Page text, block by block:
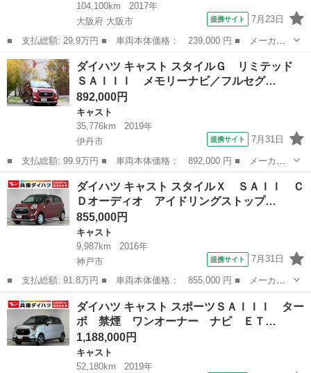
104,100km
2017年
大阪府 大阪市
提携サイト 7月23日
■ 支払総額: 29.9万円 ■ 車両本体価格： 239,000 円 ■ メーカー
名： ダイハツ ■ 車種名： キャスト ■ グレード名： アクティ
バＧ ＳＡＩＩ タイミングチェーン 純正ナビ・フルセグＴＶ・バ
ックモニター...
大阪 大阪市 キャスト
ダイハツ キャスト スタイルＧ リミテッド
ＳＡＩＩＩ メモリーナビ／フルセグ…
892,000円
キャスト
35,776km
2019年
伊丹市
提携サイト 7月31日
■ 支払総額: 99.9万円 ■ 車両本体価格： 892,000 円 ■ メーカー
名： ダイハツ ■ 車種名： キャスト ■ グレード名： スタイル
Ｇ リミテッド ＳＡＩＩＩ メモリーナビ／フルセグ ＣＤ／ＤＶ
Ｄ バックカ...
兵庫 伊丹市 キャスト
ダイハツ キャスト スタイルＸ ＳＡＩＩ Ｃ
Ｄオーディオ アイドリングストップ…
855,000円
キャスト
9,987km
2016年
神戸市
提携サイト 7月31日
■ 支払総額: 91.8万円 ■ 車両本体価格： 855,000 円 ■ メーカー
名： ダイハツ ■ 車種名： キャスト ■ グレード名： スタイル
Ｘ ＳＡＩＩ ＣＤオーディオ アイドリングストップ 走行無制限
１年保証 ア...
兵庫 神戸市 キャスト
ダイハツ キャスト スポーツＳＡＩＩＩ ター
ボ 禁煙 ワンオーナー ナビ ＥＴ…
1,188,000円
キャスト
52,180km
2019年